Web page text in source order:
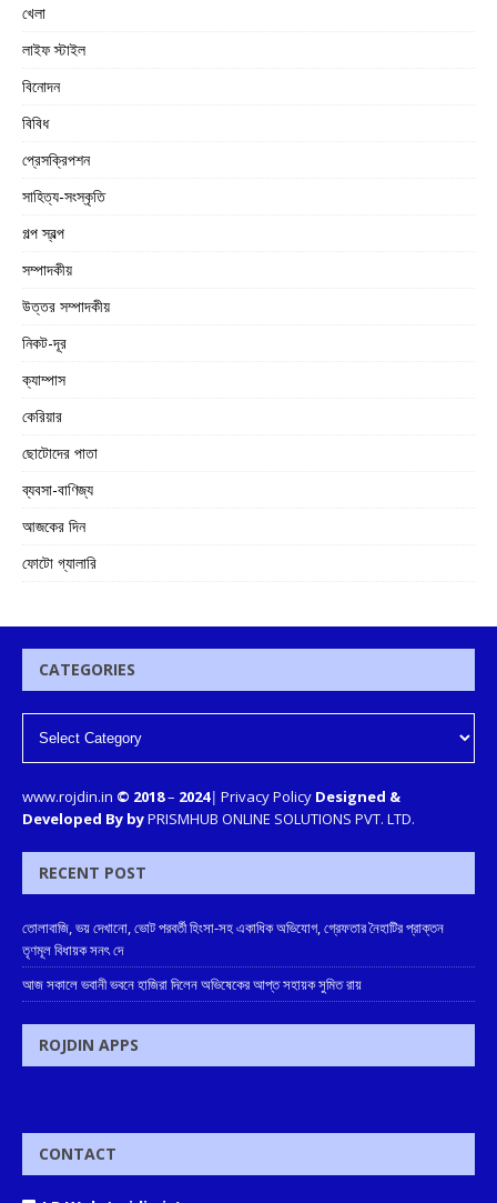
খেলা
লাইফ স্টাইল
বিনোদন
বিবিধ
প্রেসক্রিপশন
সাহিত্য-সংস্কৃতি
গল্প স্বল্প
সম্পাদকীয়
উত্তর সম্পাদকীয়
নিকট-দূর
ক্যাম্পাস
কেরিয়ার
ছোটোদের পাতা
ব্যবসা-বাণিজ্য
আজকের দিন
ফোটো গ্যালারি
CATEGORIES
www.rojdin.in © 2018– 2024| Privacy Policy Designed &
Developed By byPRISMHUB ONLINE SOLUTIONS PVT. LTD.
RECENT POST
তোলাবাজি, ভয় দেখানো, ভোট পরবর্তী হিংসা-সহ একাধিক অভিযোগ, গ্রেফতার নৈহাটির প্রাক্তন
তৃণমূল বিধায়ক সনৎ দে
আজ সকালে ভবানী ভবনে হাজিরা দিলেন অভিষেকের আপ্ত সহায়ক সুমিত রায়
ROJDIN APPS
CONTACT